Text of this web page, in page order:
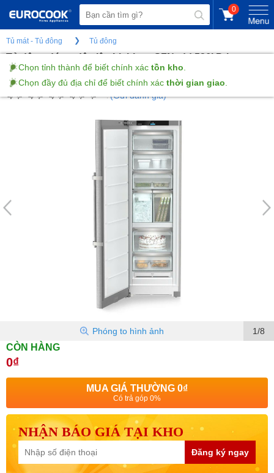
0
Tủ mát - Tủ đông Tủ đông
Tủ đông đứng độc lập Liebherr SFNsdd 526i Prime
NoFrost - 277L
(Gửi đánh giá)
1/8
Phóng to hình ảnh
CÒN HÀNG
0₫
MUA GIÁ THƯỜNG 0₫
Có trả góp 0%
NHẬN BÁO GIÁ TẠI KHO
Đăng ký ngay